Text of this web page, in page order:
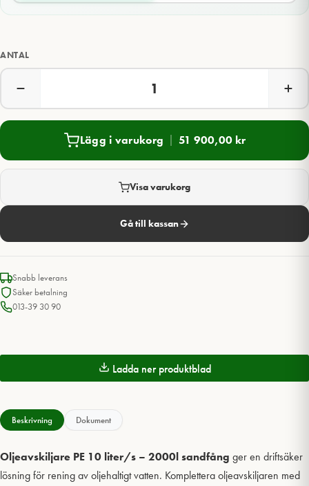
ANTAL
Lägg i varukorg 51 900,00 kr
Visa varukorg
Gå till kassan
Snabb leverans
Säker betalning
013-39 30 90
Ladda ner produktblad
Beskrivning Dokument
Oljeavskiljare PE 10 liter/s – 2000l sandfång ger en driftsäker
lösning för rening av oljehaltigt vatten. Komplettera oljeavskiljaren med